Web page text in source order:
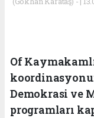
Of
Demokrasi ve
programları